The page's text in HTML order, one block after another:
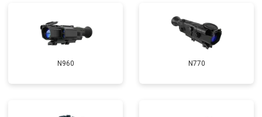
N960 N770